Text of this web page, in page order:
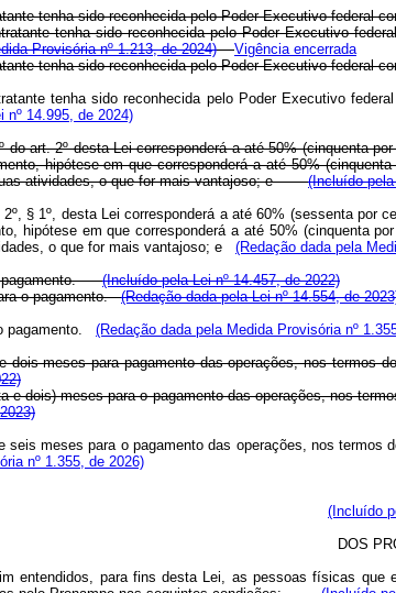
tenha sido reconhecida pelo Poder Executivo
tenha sido reconhecida pelo Poder Executivo
Provisória nº 1.213, de 2024)
Vigência encerrada
tenha sido reconhecida pelo Poder Executivo
tenha sido reconhecida pelo Poder Executivo
nº 14.995, de 2024)
do art. 2º desta Lei corresponderá a até 50% (cinquenta
hipótese em que corresponderá a até 50%
suas atividades, o que for mais vantajoso; e(Incluído
§ 1º, desta Lei corresponderá a até 60% (sessenta
hipótese em que corresponderá a até 50% (cinquenta
o que for mais vantajoso; e (Redação dada pela
o pagamento.(Incluído pela Lei nº 14.457, de 2022)
o pagamento.(Redação dada pela Lei nº 14.554, de
pagamento. (Redação dada pela Medida Provisória nº
dois meses para pagamento das operações, nos termos
e dois) meses para o pagamento das operações, nos
seis meses para o pagamento das operações, nos termos
nº 1.355, de 2026)
(Incluído
DOS
entendidos, para fins desta Lei, as pessoas físicas